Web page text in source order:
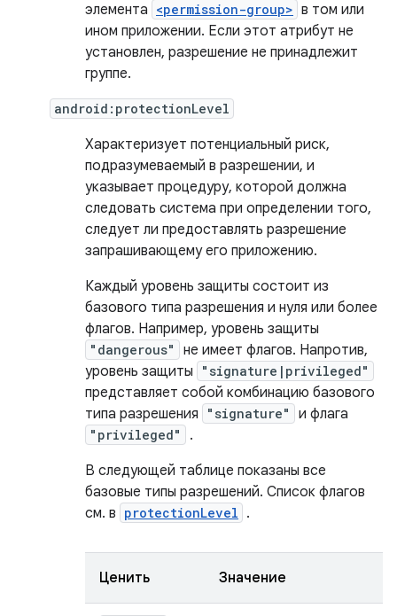
элемента <permission-group> в том или
ином приложении. Если этот атрибут не
установлен, разрешение не принадлежит
группе.
android:protectionLevel
Характеризует потенциальный риск,
подразумеваемый в разрешении, и
указывает процедуру, которой должна
следовать система при определении того,
следует ли предоставлять разрешение
запрашивающему его приложению.
Каждый уровень защиты состоит из
базового типа разрешения и нуля или более
флагов. Например, уровень защиты
"dangerous"
не имеет флагов. Напротив,
уровень защиты
"signature|privileged"
представляет собой комбинацию базового
типа разрешения
"signature" и флага
"privileged"
.
В следующей таблице показаны все
базовые типы разрешений. Список флагов
см. в protectionLevel .
Ценить Значение